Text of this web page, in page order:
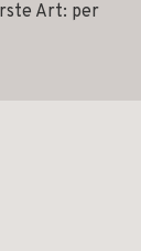
Art: per